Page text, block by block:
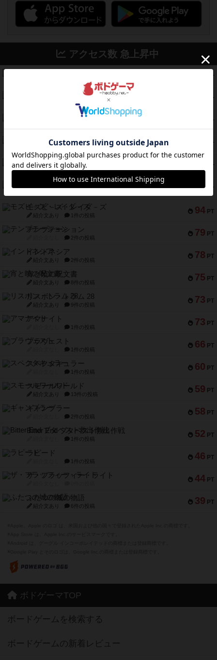
アクセス数 急上昇中
PT
1件の投稿
PT
無限まちがいさがし
2件の投稿
PT
ガルフストライク
PT
クルティボ
PT
1809
紹介文あり 1件の投稿
108 PT
94 PT
モズビ－ズ・レイダ－ズ
紹介文あり 1件の投稿
79 PT
テンプテーション
2件の投稿
78 PT
インドネシア
紹介文あり 2件の投稿
75 PT
宵と暁の呪文書
紹介文あり 8件の投稿
73 PT
リスボン・トラム 28
紹介文あり 9件の投稿
73 PT
アマナイト
1件の投稿
66 PT
ブラヴェスト
1件の投稿
60 PT
スペクタキュラー
1件の投稿
59 PT
スモールワールド
紹介文あり 13件の投稿
58 PT
ギャンブラー
2件の投稿
52 PT
Bitter End ブタペスト救出作戦
1件の投稿
46 PT
ラピード
1件の投稿
44 PT
ザ・フラッフィー・ライト
39 PT
ふたつの城の物語
紹介文あり 6件の投稿
ボドゲーマTOP
ボードゲームを検索する
ボードゲームの新着レビュー